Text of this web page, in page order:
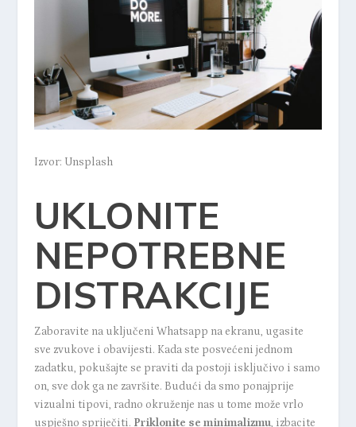
Izvor: Unsplash
UKLONITE
NEPOTREBNE
DISTRAKCIJE
Zaboravite na uključeni Whatsapp na ekranu, ugasite
sve zvukove i obavijesti. Kada ste posvećeni jednom
zadatku, pokušajte se praviti da postoji isključivo i samo
on, sve dok ga ne završite. Budući da smo ponajprije
vizualni tipovi, radno okruženje nas u tome može vrlo
uspješno spriječiti. Priklonite se minimalizmu, izbacite